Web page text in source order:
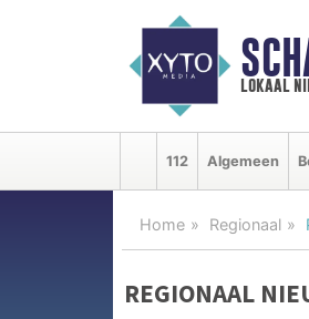
lokaal
112 Algemeen
Home Regionaal
REGIONAAL